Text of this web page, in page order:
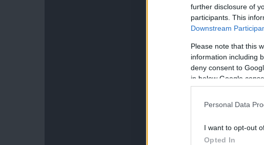
further disclosure of
participants. This
Downstream
Please note that this
information including
deny consent to
in below Google
Personal Data
I want to opt-out
Opted In